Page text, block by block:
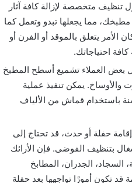
تنظيف متخصصة لإزالة كافة آثار
مما يجعلها تبدو وتعمل كما
الأمر يتعلق بالموقد أو الفرن أو
احتياجاتك.
العملاء تشميع أسطح المطبخ
والأوساخ. يمكن تنفيذ عملية
باستخدام قماش من الألياف
حفلة أو حدث، قد تحتاج إلى
بتنظيف الفوضى. فإن الأرائك
السجاد، الجدران، المطابخ
قد تكون أمورًا تواجهها بعد حفلة